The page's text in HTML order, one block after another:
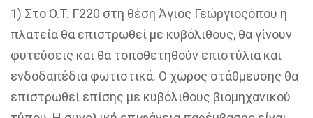
1) Στο Ο.Τ. Γ220 στη θέση Άγιος Γεώργιοςόπου η
πλατεία θα επιστρωθεί με κυβόλιθους, θα γίνουν
φυτεύσεις και θα τοποθετηθούν επιστύλια και
ενδοδαπέδια φωτιστικά. Ο χώρος στάθμευσης θα
επιστρωθεί επίσης με κυβόλιθους βιομηχανικού